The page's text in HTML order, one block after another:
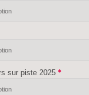
sur piste 2025